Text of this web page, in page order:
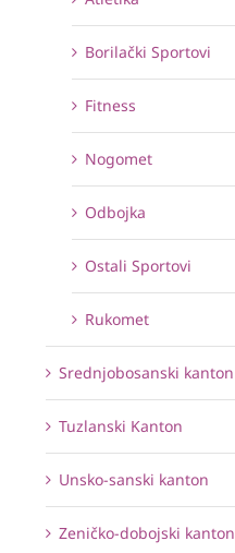
Borilački Sportovi
Fitness
Nogomet
Odbojka
Ostali Sportovi
Rukomet
Srednjobosanski kanton
Tuzlanski Kanton
Unsko-sanski kanton
Zeničko-dobojski kanton